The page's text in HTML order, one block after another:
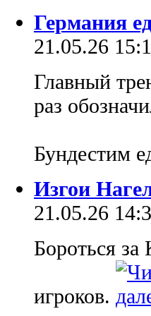
Германия
21.05.26
Главный
раз
Бундестим
Изгои
21.05.26
Бороться
игроков.